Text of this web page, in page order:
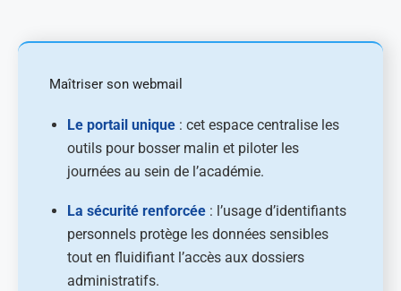
Maîtriser son webmail
Le portail unique : cet espace centralise les
outils pour bosser malin et piloter les
journées au sein de l’académie.
La sécurité renforcée : l’usage d’identifiants
personnels protège les données sensibles
tout en fluidifiant l’accès aux dossiers
administratifs.